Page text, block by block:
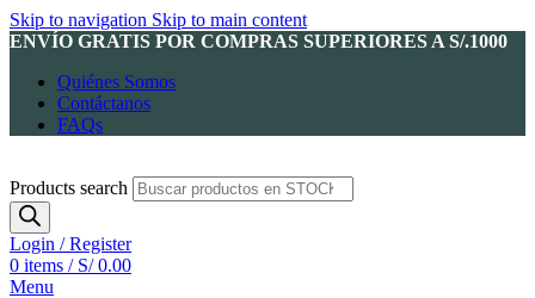
Skip to navigation Skip to main content
ENVÍO GRATIS POR COMPRAS SUPERIORES A S/.1000
Quiénes Somos
Contáctanos
FAQs
Products search
Login / Register
0 items / S/0.00
Menu